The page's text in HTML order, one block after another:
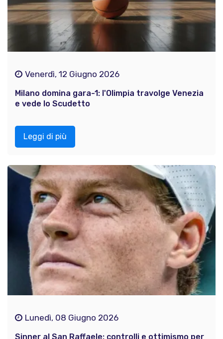
Venerdì, 12 Giugno 2026
Milano domina gara-1: l'Olimpia travolge Venezia
e vede lo Scudetto
Leggi di più
Lunedì, 08 Giugno 2026
Sinner al San Raffaele: controlli e ottimismo per